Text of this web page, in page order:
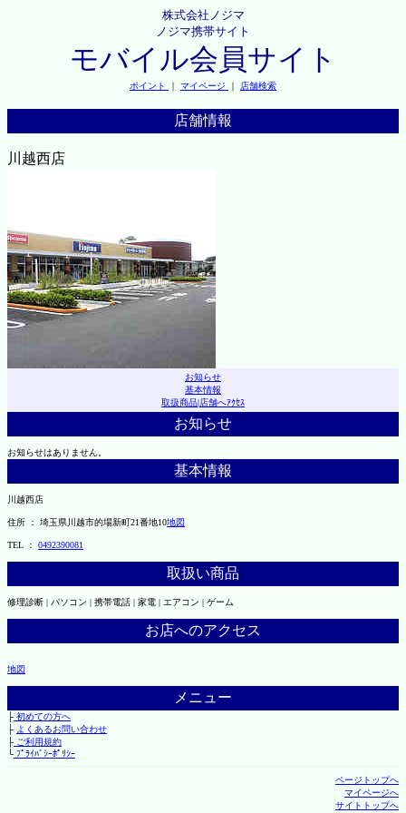
株式会社ノジマ
ノジマ携帯サイト
モバイル会員サイト
ポイント ｜ マイページ ｜ 店舗検索
店舗情報
川越西店
お知らせ
基本情報
取扱商品|店舗へｱｸｾｽ
お知らせ
お知らせはありません。
基本情報
川越西店
住所 ： 埼玉県川越市的場新町21番地10地図
TEL ： 0492390081
取扱い商品
修理診断 | パソコン | 携帯電話 | 家電 | エアコン | ゲーム
お店へのアクセス
地図
メニュー
├初めての方へ
├ よくあるお問い合わせ
├ご利用規約
└ﾌﾟﾗｲﾊﾞｼｰﾎﾟﾘｼｰ
ページトップへ
マイページへ
サイトトップへ